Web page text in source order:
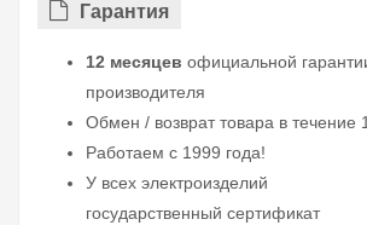
Гарантия
12 месяцев официальной
производителя
Обмен / возврат товара в течение
Работаем с 1999 года!
У всех электроизделий
государственный сертификат